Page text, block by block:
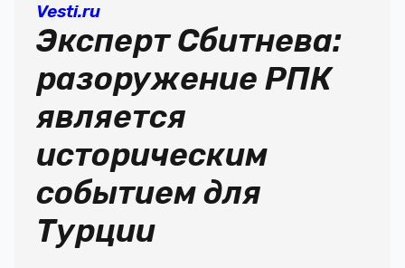
Vesti.ru
Эксперт Сбитнева:
разоружение РПК
является
историческим
событием для
Турции